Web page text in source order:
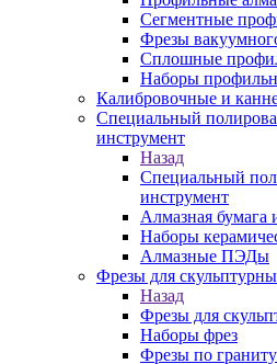
Сегментные
Фрезы
Сплошные
Наборы
Калибровочные и
Специальный
инструмент
Назад
Специальный
инструмент
Алмазная бумага
Наборы
Алмазные ПЭДы
Фрезы для
Назад
Фрезы для
Наборы фрез
Фрезы по граниту